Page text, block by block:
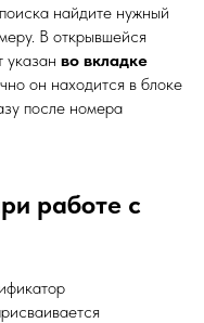
найдите нужный
В открывшейся
указан во вкладке
он находится в блоке
после номера
работе с